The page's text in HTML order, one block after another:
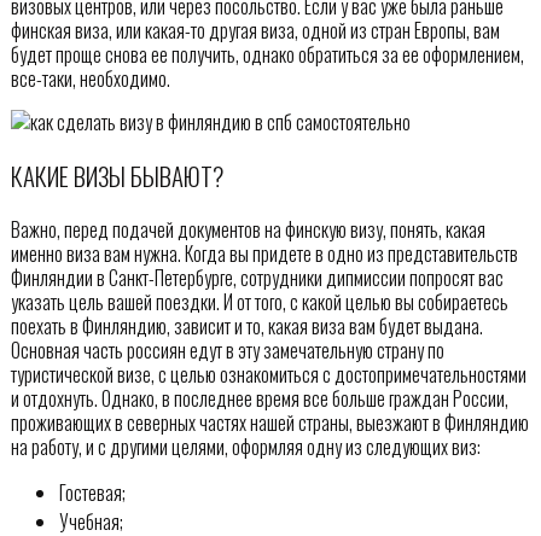
визовых центров, или через посольство. Если у вас уже была раньше
финская виза, или какая-то другая виза, одной из стран Европы, вам
будет проще снова ее получить, однако обратиться за ее оформлением,
все-таки, необходимо.
КАКИЕ ВИЗЫ БЫВАЮТ?
Важно, перед подачей документов на финскую визу, понять, какая
именно виза вам нужна. Когда вы придете в одно из представительств
Финляндии в Санкт-Петербурге, сотрудники дипмиссии попросят вас
указать цель вашей поездки. И от того, с какой целью вы собираетесь
поехать в Финляндию, зависит и то, какая виза вам будет выдана.
Основная часть россиян едут в эту замечательную страну по
туристической визе, с целью ознакомиться с достопримечательностями
и отдохнуть. Однако, в последнее время все больше граждан России,
проживающих в северных частях нашей страны, выезжают в Финляндию
на работу, и с другими целями, оформляя одну из следующих виз:
Гостевая;
Учебная;